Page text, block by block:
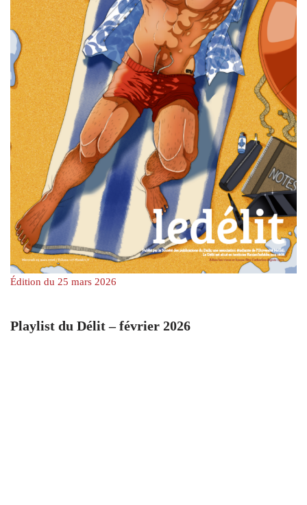
Édition du 25 mars 2026
Playlist du Délit – février 2026